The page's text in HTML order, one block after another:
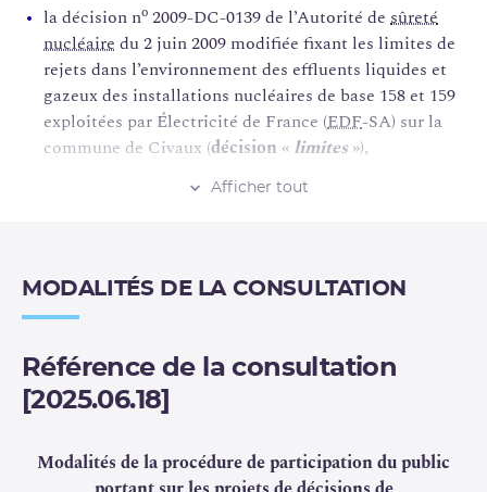
Afficher tout
la décision no 2009-DC-0139 de l’Autorité de sûreté
nucléaire du 2 juin 2009 modifiée fixant les limites de
rejets dans l’environnement des effluents liquides et
gazeux des installations nucléaires de base 158 et 159
exploitées par Électricité de France (EDF-SA) sur la
commune de Civaux (décision « limites»),
2009-DC-0138 de l’Autorité de sûreté
l'environnement des effluents liquides et gazeux des
installations nucléaires de base 158 et 159 exploitées
Civaux (décision «modalités»).
EDF a transmis à l’ASNR
œuvre d’un traitement biocide de l’eau des grandes tours
MODALITÉS DE LA CONSULTATION
Référence de la consultation
[2025.06.18]
Modalités de la procédure de participation du public